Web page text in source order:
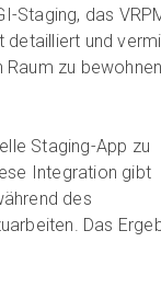
Staging, das
detailliert und
zu
Staging-App zu
Integration gibt
des
Das